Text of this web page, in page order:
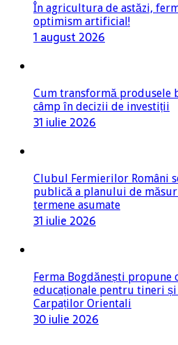
În agricultura de astăzi,
optimism artificial!
1 august 2026
Cum transformă produsele
câmp în decizii de investiții
31 iulie 2026
Clubul Fermierilor Români
publică a planului de
termene asumate
31 iulie 2026
Ferma Bogdănești propune
educaționale pentru tineri
Carpaților Orientali
30 iulie 2026